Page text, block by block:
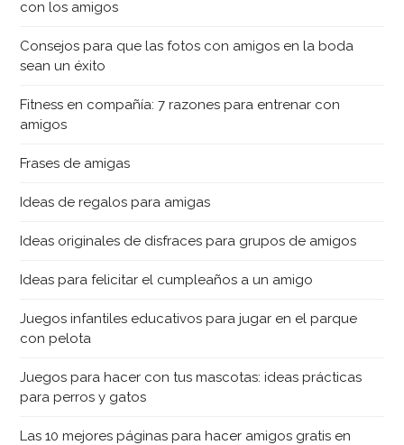
con los amigos
Consejos para que las fotos con amigos en la boda
sean un éxito
Fitness en compañía: 7 razones para entrenar con
amigos
Frases de amigas
Ideas de regalos para amigas
Ideas originales de disfraces para grupos de amigos
Ideas para felicitar el cumpleaños a un amigo
Juegos infantiles educativos para jugar en el parque
con pelota
Juegos para hacer con tus mascotas: ideas prácticas
para perros y gatos
Las 10 mejores páginas para hacer amigos gratis en